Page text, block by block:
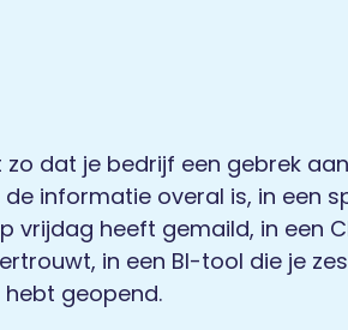
zo dat je bedrijf een gebrek
de informatie overal is, in een
vrijdag heeft gemaild, in een
in een BI-tool die je
geopend.